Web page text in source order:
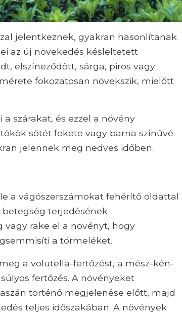
jelentkeznek, gyakran hasonlítanak
az új növekedés késleltetett
elszíneződött, sárga, piros vagy
fokozatosan növekszik, mielőtt
szárakat, és ezzel a növény
sötét fekete vagy barna színűvé
jelennek meg nedves időben.
a vágószerszámokat fehérítő oldattal
betegség terjedésének
vagy rake el a növényt, hogy
a törmeléket.
a volutella-fertőzést, a mész-kén-
fertőzés. A növényeket
történő megjelenése előtt, majd
teljes időszakában. A növények